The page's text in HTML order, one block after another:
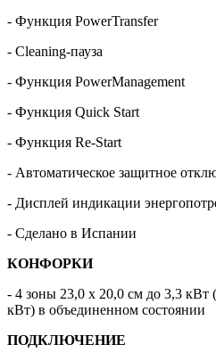
- Функция PowerTransfer
- Cleaning-пауза
- Функция PowerManagement
- Функция Quick Start
- Функция Re-Start
- Автоматическое защитное
- Дисплей индикации
- Сделано в Испании
КОНФОРКИ
- 4 зоны 23,0 х 20,0 см до 3,3 кВт
кВт) в объединенном состоянии
ПОДКЛЮЧЕНИЕ